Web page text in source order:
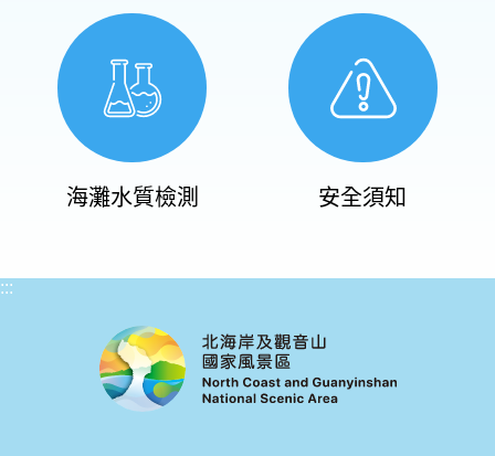
海灘水質檢測 安全須知
:::